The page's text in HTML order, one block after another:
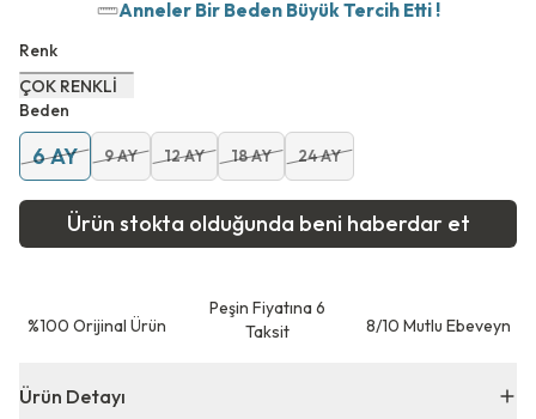
Anneler Bir Beden Büyük Tercih Etti !
Renk
ÇOK RENKLİ
Beden
6 AY 9 AY 12 AY 18 AY 24 AY
Ürün stokta olduğunda beni haberdar et
⁠%100 Orijinal Ürün
Peşin Fiyatına 6
Taksit
8/10 Mutlu Ebeveyn
Ürün Detayı